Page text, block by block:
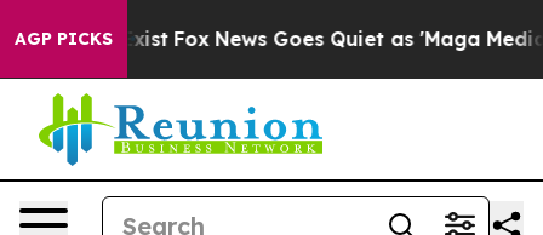
AGP PICKS
Exist Fox News Goes Quiet as 'Maga Media